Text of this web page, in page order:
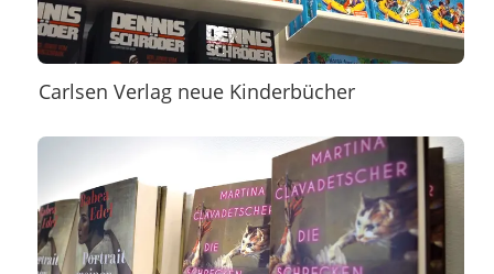
Carlsen Verlag neue Kinderbücher